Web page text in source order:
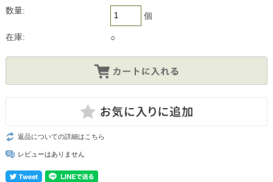
数量:
個
在庫: ○
返品についての詳細はこちら
レビューはありません